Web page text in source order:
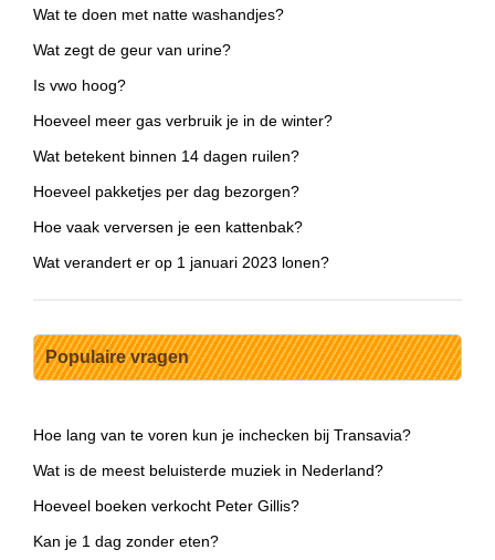
Wat te doen met natte washandjes?
Wat zegt de geur van urine?
Is vwo hoog?
Hoeveel meer gas verbruik je in de winter?
Wat betekent binnen 14 dagen ruilen?
Hoeveel pakketjes per dag bezorgen?
Hoe vaak verversen je een kattenbak?
Wat verandert er op 1 januari 2023 lonen?
Populaire vragen
Hoe lang van te voren kun je inchecken bij Transavia?
Wat is de meest beluisterde muziek in Nederland?
Hoeveel boeken verkocht Peter Gillis?
Kan je 1 dag zonder eten?